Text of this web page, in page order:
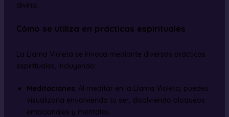
divina.
Cómo se utiliza en prácticas espirituales
La Llama Violeta se invoca mediante diversas prácticas
espirituales, incluyendo:
Meditaciones: Al meditar en la Llama Violeta, puedes
visualizarla envolviendo tu ser, disolviendo bloqueos
emocionales y mentales.